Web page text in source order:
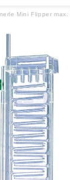
Mini Flipper max.